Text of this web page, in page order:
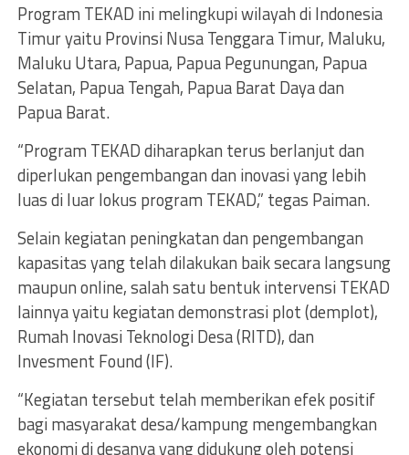
Program TEKAD ini melingkupi wilayah di Indonesia
Timur yaitu Provinsi Nusa Tenggara Timur, Maluku,
Maluku Utara, Papua, Papua Pegunungan, Papua
Selatan, Papua Tengah, Papua Barat Daya dan
Papua Barat.
“Program TEKAD diharapkan terus berlanjut dan
diperlukan pengembangan dan inovasi yang lebih
luas di luar lokus program TEKAD,” tegas Paiman.
Selain kegiatan peningkatan dan pengembangan
kapasitas yang telah dilakukan baik secara langsung
maupun online, salah satu bentuk intervensi TEKAD
lainnya yaitu kegiatan demonstrasi plot (demplot),
Rumah Inovasi Teknologi Desa (RITD), dan
Invesment Found (IF).
“Kegiatan tersebut telah memberikan efek positif
bagi masyarakat desa/kampung mengembangkan
ekonomi di desanya yang didukung oleh potensi